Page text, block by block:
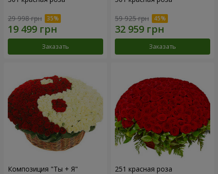
29 998 грн
Заказать
59 925 грн
Заказать
Композиция "Ты + Я" 251 красная роза